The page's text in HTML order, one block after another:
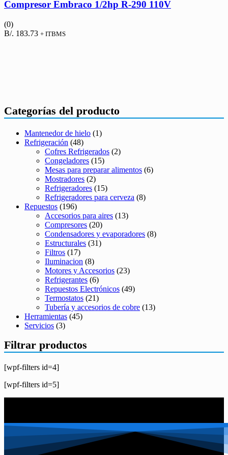
Compresor Embraco 1/2hp R-290 110V
(0)
B/. 183.73 + ITBMS
Categorías del producto
Mantenedor de hielo (1)
Refrigeración (48)
Cofres Refrigerados (2)
Congeladores (15)
Mesas para preparar alimentos (6)
Mostradores (2)
Refrigeradores (15)
Refrigeradores para cerveza (8)
Repuestos (196)
Accesorios para aires (13)
Compresores (20)
Condensadores y evaporadores (8)
Estructurales (31)
Filtros (17)
Iluminacion (8)
Motores y Accesorios (23)
Refrigerantes (6)
Repuestos Electrónicos (49)
Termostatos (21)
Tubería y accesorios de cobre (13)
Herramientas (45)
Servicios (3)
Filtrar productos
[wpf-filters id=4]
[wpf-filters id=5]